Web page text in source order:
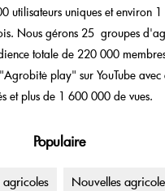
utilisateurs uniques et environ
Nous gérons 25 groupes
totale de 220 000
play" sur YouTube
et plus de 1 600 000 de vues.
Populaire
Nouvelles